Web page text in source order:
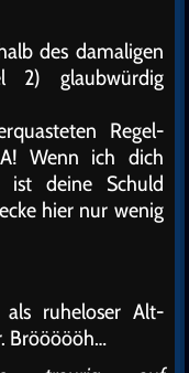
des damaligen
2) glaubwürdig
Regel-
Wenn ich dich
ist deine Schuld
hier nur wenig
ruheloser Alt-
Bröööööh…